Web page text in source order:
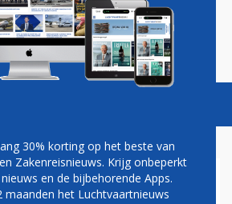
Podcasts Vacatures
THE MAGENTA
30% korting op het beste van
Zakenreisnieuws. Krijg onbeperkt
en de bijbehorende Apps.
maanden het Luchtvaartnieuws